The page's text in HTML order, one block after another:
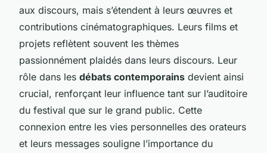
aux discours, mais s’étendent à leurs œuvres et
contributions cinématographiques. Leurs films et
projets reflètent souvent les thèmes
passionnément plaidés dans leurs discours. Leur
rôle dans les débats contemporains devient ainsi
crucial, renforçant leur influence tant sur l’auditoire
du festival que sur le grand public. Cette
connexion entre les vies personnelles des orateurs
et leurs messages souligne l’importance du